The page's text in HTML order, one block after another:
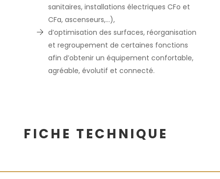
sanitaires, installations électriques CFo et
CFa, ascenseurs,…),
d’optimisation des surfaces, réorganisation
et regroupement de certaines fonctions
afin d’obtenir un équipement confortable,
agréable, évolutif et connecté.
FICHE TECHNIQUE